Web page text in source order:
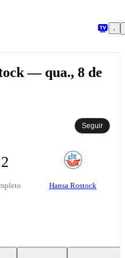
— qua., 8 de
Seguir
Hansa Rostock